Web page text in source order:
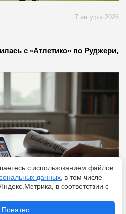
7 августа 2026
с «Атлетико» по Руджери,
7 августа 2026
с использованием файлов
данных , в том числе
в соответствии с
Понятно